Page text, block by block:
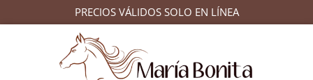
PRECIOS VÁLIDOS SOLO EN LÍNEA